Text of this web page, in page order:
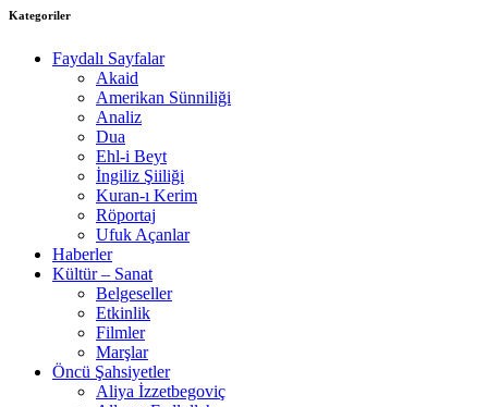
Kategoriler
Faydalı Sayfalar
Akaid
Amerikan Sünniliği
Analiz
Dua
Ehl-i Beyt
İngiliz Şiiliği
Kuran-ı Kerim
Röportaj
Ufuk Açanlar
Haberler
Kültür – Sanat
Belgeseller
Etkinlik
Filmler
Marşlar
Öncü Şahsiyetler
Aliya İzzetbegoviç